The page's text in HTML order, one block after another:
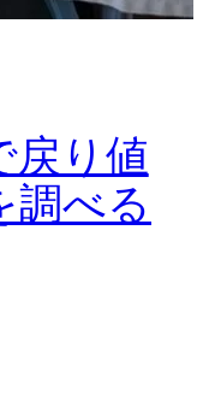
戻り値
調べる